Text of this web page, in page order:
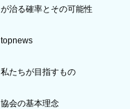
が治る確率とその可能性
topnews
私たちが目指すもの
協会の基本理念